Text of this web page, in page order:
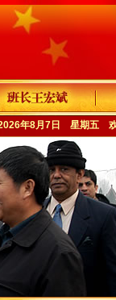
年8月7日 星期五